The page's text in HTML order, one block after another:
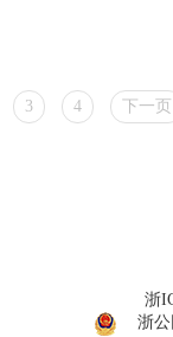
3 4 下一页
浙
浙公